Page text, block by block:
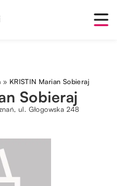
» KRISTIN Marian Sobieraj
Sobieraj
ul. Głogowska 248